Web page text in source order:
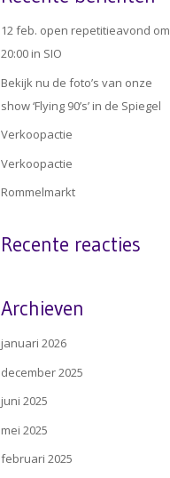
12 feb. open repetitieavond om
20:00 in SIO
Bekijk nu de foto’s van onze
show ‘Flying 90’s’ in de Spiegel
Verkoopactie
Verkoopactie
Rommelmarkt
Recente reacties
Archieven
januari 2026
december 2025
juni 2025
mei 2025
februari 2025